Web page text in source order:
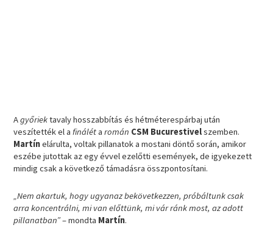
Agyőriektavaly hosszabbítás és hétméterespárbaj után
veszítették el a finálétaromán CSM Bucurestivelszemben.
Martínelárulta, voltak pillanatok a mostani döntő során, amikor
eszébe jutottak az egy évvel ezelőtti események, de igyekezett
mindig csak a következő támadásra összpontosítani.
„Nem akartuk, hogy ugyanaz bekövetkezzen, próbáltunk csak
arra koncentrálni, mi van előttünk, mi vár ránk most, az adott
pillanatban”– mondta Martín.